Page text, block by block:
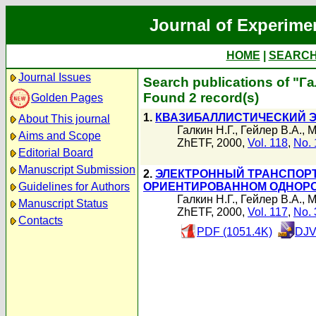
Journal of
HOME
Journal Issues
Golden Pages
About This journal
Aims and Scope
Editorial Board
Manuscript Submission
Guidelines for Authors
Manuscript Status
Contacts
Search publications of
Found 2 record(s)
1. КВАЗИБАЛЛИСТИЧЕСКИЙ
Галкин Н.Г., Гейлер В.А.,
ZhETF, 2000, Vol. 118, No.
2. ЭЛЕКТРОННЫЙ
ОРИЕНТИРОВАННОМ
Галкин Н.Г., Гейлер В.А.,
ZhETF, 2000, Vol. 117, No.
PDF (1051.4K)